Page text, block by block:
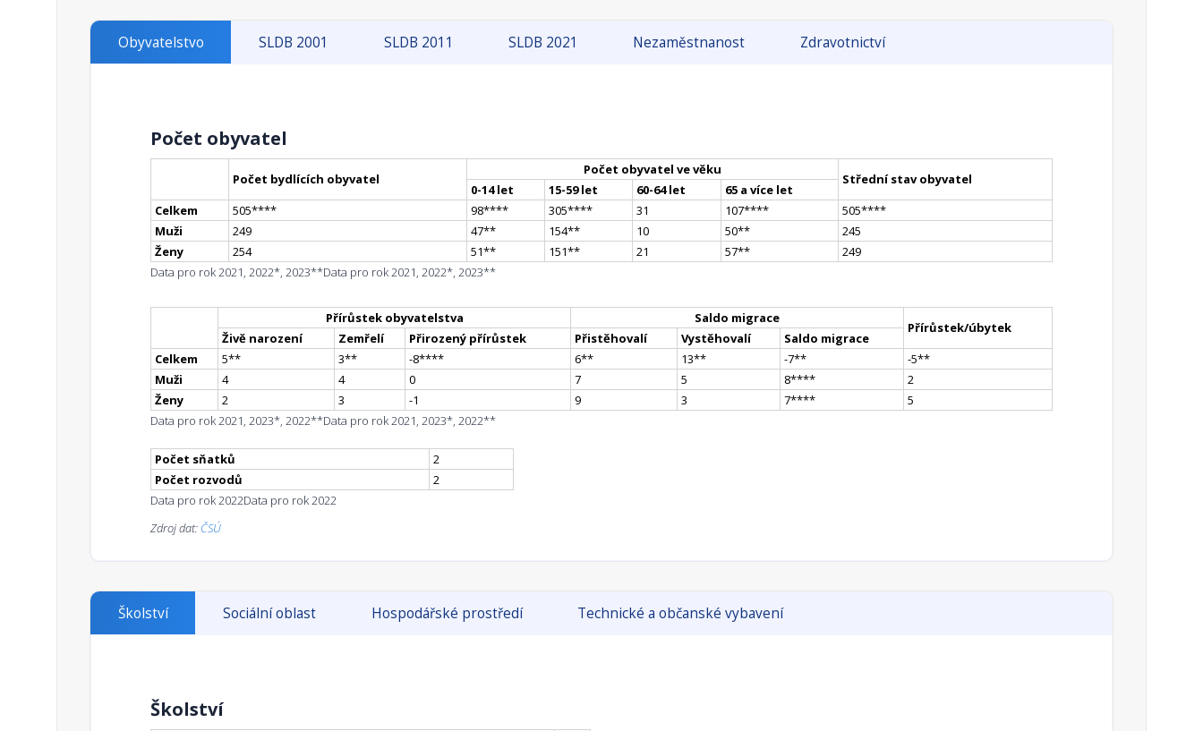
Obyvatelstvo SLDB 2001 SLDB 2011 SLDB 2021 Nezaměstnanost Zdravotnictví
Počet obyvatel
Počet bydlících obyvatel
Počet obyvatel ve věku
Střední stav obyvatel
0-14 let 15-59 let 60-64 let
65 a více let
Celkem
505**** 98**** 305**** 31 107**** 505****
Muži
249 47** 154** 10 50**
245
Ženy
254 51** 151** 21 57**
249
Data pro rok 2021, 2022*, 2023**Data pro rok 2021, 2022*, 2023**
Přírůstek obyvatelstva Saldo migrace
Přírůstek/úbytek
Živě narození Zemřelí Přirozený přírůstek Přistěhovalí Vystěhovalí
Saldo migrace
Celkem
5** 3** -8**** 6** 13** -7** -5**
Muži
4 4 0 7 5 8****
2
Ženy
2 3 -1 9 3 7****
5
Data pro rok 2021, 2023*, 2022**Data pro rok 2021, 2023*, 2022**
Počet sňatků
2
Počet rozvodů
2
Data pro rok 2022Data pro rok 2022
Zdroj dat: ČSÚ
Školství Sociální oblast Hospodářské prostředí Technické a občanské vybavení
Školství